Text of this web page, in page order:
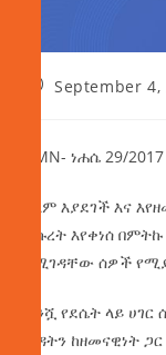
September 4,
AMN- ነሐሴ 29/
አለም እያደገች እና
ትኩረት እየቀነሰ
የሚገዳቸው ሰዎች
ትንሿ የደሴት ላይ
ጽዳትን ከዘመናዊነት